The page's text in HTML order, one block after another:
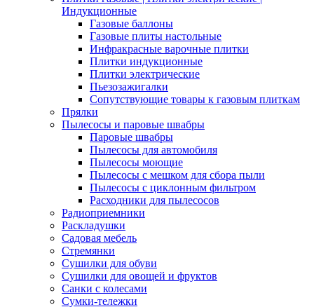
Индукционные
Газовые баллоны
Газовые плиты настольные
Инфракрасные варочные плитки
Плитки индукционные
Плитки электрические
Пьезозажигалки
Сопутствующие товары к газовым плиткам
Прялки
Пылесосы и паровые швабры
Паровые швабры
Пылесосы для автомобиля
Пылесосы моющие
Пылесосы с мешком для сбора пыли
Пылесосы с циклонным фильтром
Расходники для пылесосов
Радиоприемники
Раскладушки
Садовая мебель
Стремянки
Сушилки для обуви
Сушилки для овощей и фруктов
Санки с колесами
Сумки-тележки